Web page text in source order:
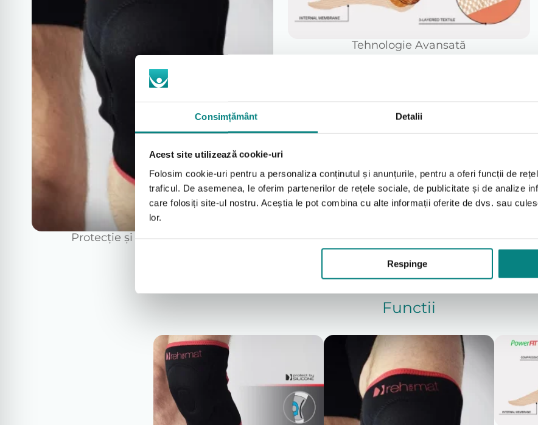
Consimțământ Detalii
Acest site utilizează cookie-uri
Folosim cookie-uri pentru a personaliza conținutul și anunțurile, pentru a oferi funcții de
traficul. De asemenea, le oferim partenerilor de rețele sociale, de publicitate și de analize
care folosiți site-ul nostru. Aceștia le pot combina cu alte informații oferite de dvs. sau
lor.
Respinge
Protecție și Prevenție în Sport
Tehnologie Avansată
Functii